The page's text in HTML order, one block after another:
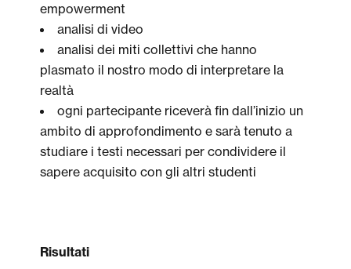
empowerment
analisi di video
analisi dei miti collettivi che hanno
plasmato il nostro modo di interpretare la
realtà
ogni partecipante riceverà fin dall’inizio un
ambito di approfondimento e sarà tenuto a
studiare i testi necessari per condividere il
sapere acquisito con gli altri studenti
Risultati